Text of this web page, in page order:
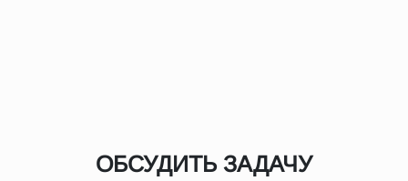
ОБСУДИТЬ ЗАДАЧУ